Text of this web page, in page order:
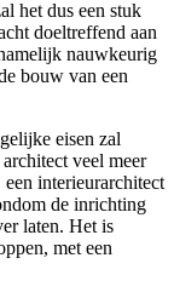
het dus een stuk
doeltreffend aan
nauwkeurig
bouw van een
eisen zal
veel meer
interieurarchitect
de inrichting
laten. Het is
met een